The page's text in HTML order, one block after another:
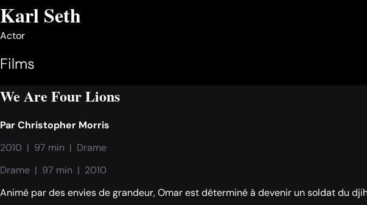
Karl Seth
Actor
Films
We Are Four Lions
ParChristopher Morris
2010  |  97 min  |  Drame
Drame  |  97 min  |  2010
Animé par des envies de grandeur, Omar est déterminé à devenir un soldat du